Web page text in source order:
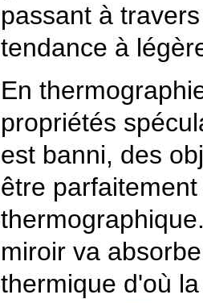
passant à
tendance à
En
propriétés
est banni, des
être
miroir va
thermique d'où